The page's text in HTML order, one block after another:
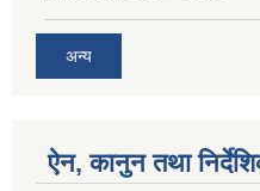
अन्य
ऐन, कानुन तथा